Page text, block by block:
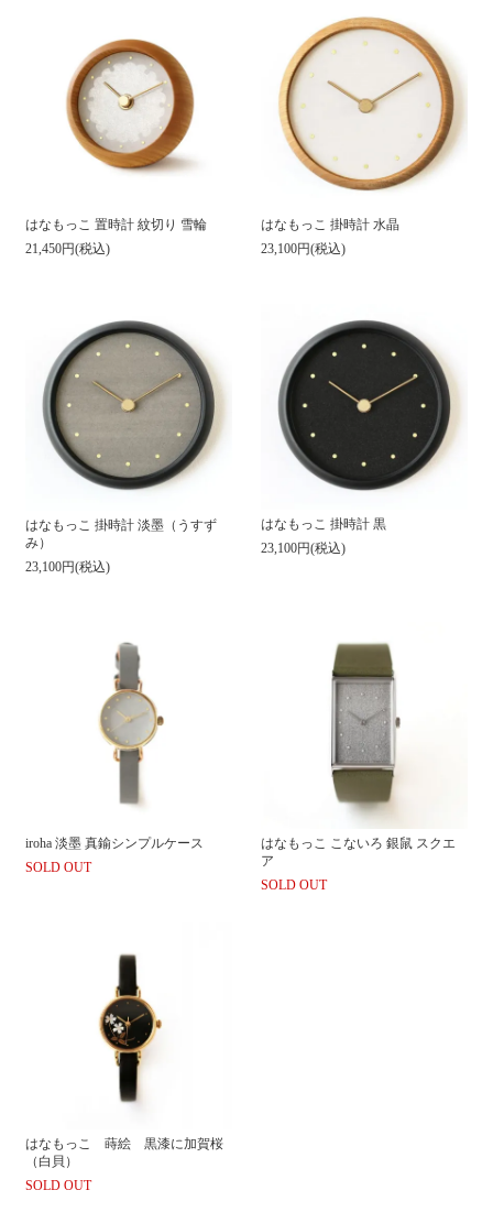
はなもっこ 置時計 紋切り 雪輪
21,450円(税込)
はなもっこ 掛時計 水晶
23,100円(税込)
はなもっこ 掛時計 淡墨（うすず
み）
23,100円(税込)
はなもっこ 掛時計 黒
23,100円(税込)
iroha 淡墨 真鍮シンプルケース
SOLD OUT
はなもっこ こないろ 銀鼠 スクエ
ア
SOLD OUT
はなもっこ 蒔絵 黒漆に加賀桜
（白貝）
SOLD OUT